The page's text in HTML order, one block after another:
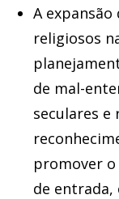
A
religiosos
de mal-
seculares e
promover
de entrada,